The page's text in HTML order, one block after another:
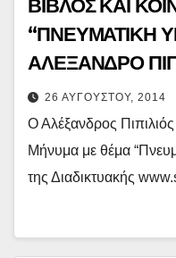
ΒΙΒΛΟΣ ΚΑΙ
“ΠΝΕΥΜΑΤΙΚΗ
ΑΛΕΞΑΝΔΡΟ
26 ΑΥΓΟΎΣΤΟΥ, 2014
Ο Αλέξανδρος
Μήνυμα με θέμα
της Διαδικτυακής